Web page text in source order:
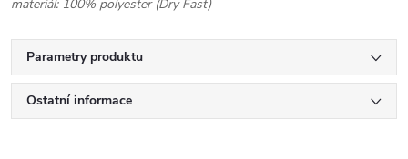
materiál: 100% polyester (Dry Fast)
Parametry produktu
Ostatní informace